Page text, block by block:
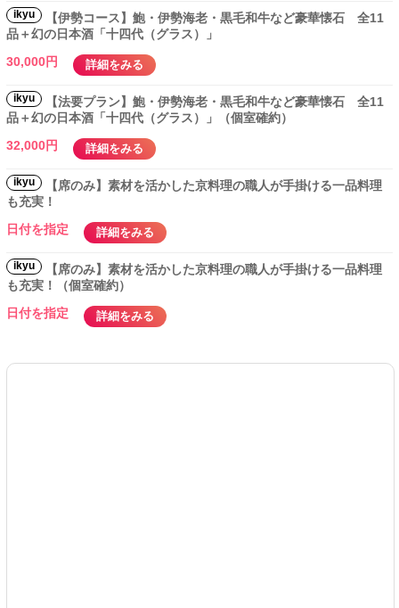
ikyu
【伊勢コース】鮑・伊勢海老・黒毛和牛など豪華懐石 全11
品＋幻の日本酒「十四代（グラス）」
30,000円
詳細をみる
ikyu
【法要プラン】鮑・伊勢海老・黒毛和牛など豪華懐石 全11
品＋幻の日本酒「十四代（グラス）」（個室確約）
32,000円
詳細をみる
ikyu
【席のみ】素材を活かした京料理の職人が手掛ける一品料理
も充実！
日付を指定
詳細をみる
ikyu
【席のみ】素材を活かした京料理の職人が手掛ける一品料理
も充実！（個室確約）
日付を指定
詳細をみる